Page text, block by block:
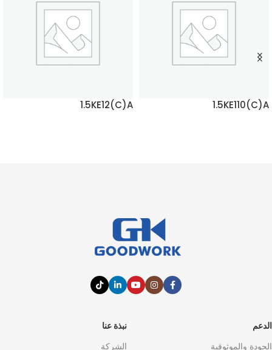
1.5KE110(C)A
1.5KE12(C)A
نبذة عنا
الشركة
الدعم
الجودة والموثوقية